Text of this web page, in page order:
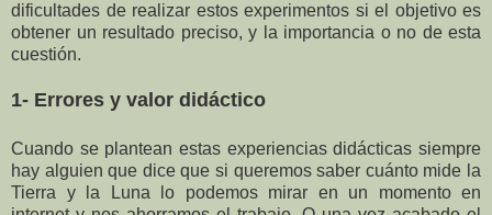
dificultades de realizar estos experimentos si el objetivo es
obtener un resultado preciso, y la importancia o no de esta
cuestión.
1- Errores y valor didáctico
Cuando se plantean estas experiencias didácticas siempre
hay alguien que dice que si queremos saber cuánto mide la
Tierra y la Luna lo podemos mirar en un momento en